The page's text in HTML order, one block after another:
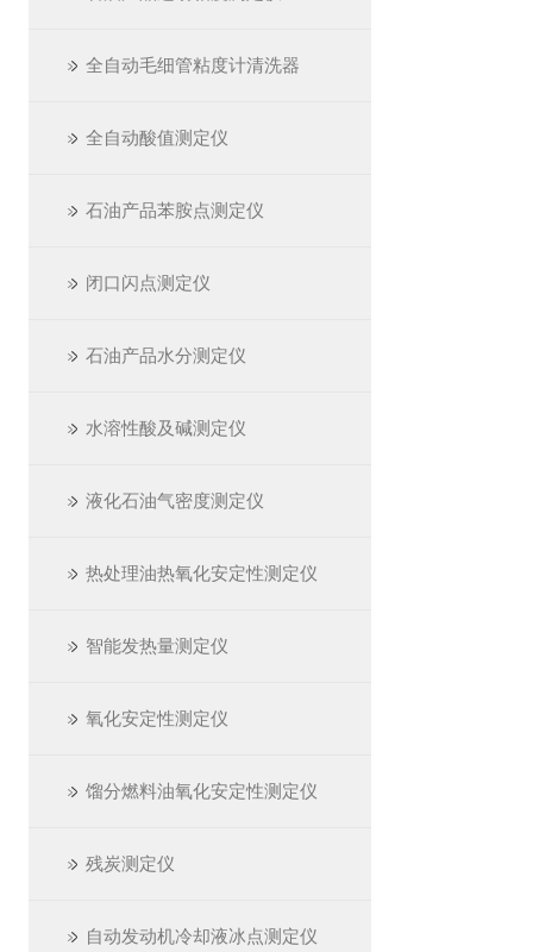
全自动毛细管粘度计清洗器
全自动酸值测定仪
石油产品苯胺点测定仪
闭口闪点测定仪
石油产品水分测定仪
水溶性酸及碱测定仪
液化石油气密度测定仪
热处理油热氧化安定性测定仪
智能发热量测定仪
氧化安定性测定仪
馏分燃料油氧化安定性测定仪
残炭测定仪
自动发动机冷却液冰点测定仪